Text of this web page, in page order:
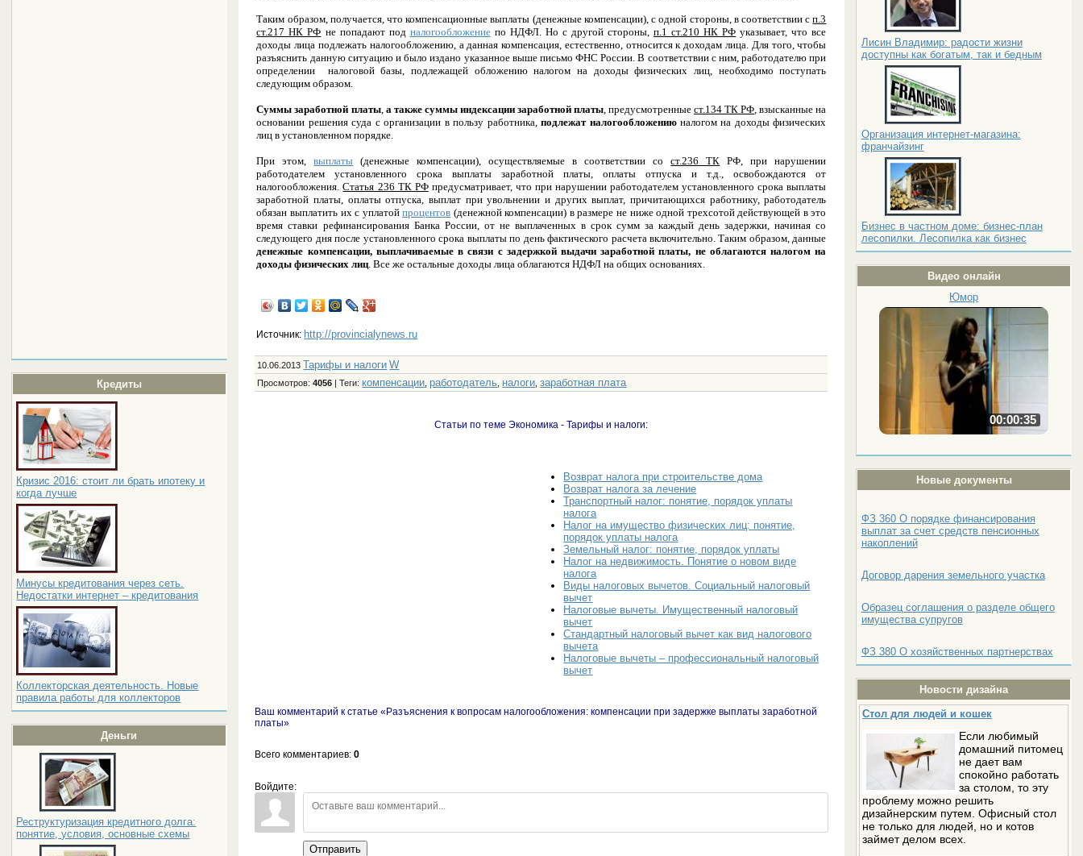
Кредиты
Кризис 2016: стоит ли брать ипотеку и
когда лучше
Минусы кредитования через сеть.
Недостатки интернет – кредитования
Коллекторская деятельность. Новые
правила работы для коллекторов
Деньги
Реструктуризация кредитного долга:
понятие, условия, основные схемы
Лисин Владимир: радости жизни
доступны как богатым, так и бедным
Организация интернет-магазина:
франчайзинг
Бизнес в частном доме: бизнес-план
лесопилки. Лесопилка как бизнес
Видео онлайн
Юмор
00:00:35
Новые документы
ФЗ 360 О порядке финансирования
выплат за счет средств пенсионных
накоплений
Договор дарения земельного участка
Образец соглашения о разделе общего
имущества супругов
ФЗ 380 О хозяйственных партнерствах
Новости дизайна
Стол для людей и кошек
Если любимый
домашний питомец
не дает вам
спокойно работать
за столом, то эту
проблему можно решить
дизайнерским путем. Офисный стол
не только для людей, но и котов
займет делом всех.
Таким образом, получается, что компенсационные выплаты (денежные компенсации), с одной стороны, в соответствии сп.3
ст.217 НК РФ не попадают под налогообложениепо НДФЛ. Но с другой стороны,п.1 ст.210 НК РФ указывает, что все
доходы лица подлежать налогообложению, а данная компенсация, естественно, относится к доходам лица. Для того, чтобы
разъяснить данную ситуацию и было издано указанное выше письмо ФНС России. В соответствии с ним, работодателю при
определении налоговой базы, подлежащей обложению налогом на доходы физических лиц, необходимо поступать
следующим образом.
Суммы заработной платы, а также суммы индексации заработной платы, предусмотренныест.134 ТК РФ , взысканные на
основании решения суда с организации в пользу работника,подлежат налогообложениюналогом на доходы физических
лиц в установленном порядке.
При этом,выплаты (денежные компенсации), осуществляемые в соответствии сост.236 ТК РФ, при нарушении
работодателем установленного срока выплаты заработной платы, оплаты отпуска и т.д., освобождаются от
налогообложения.Статья 236 ТК РФпредусматривает, что при нарушении работодателем установленного срока выплаты
заработной платы, оплаты отпуска, выплат при увольнении и других выплат, причитающихся работнику, работодатель
обязан выплатить их с уплатойпроцентов (денежной компенсации) в размере не ниже одной трехсотой действующей в это
время ставки рефинансирования Банка России, от не выплаченных в срок сумм за каждый день задержки, начиная со
следующего дня после установленного срока выплаты по день фактического расчета включительно. Таким образом, данные
денежные компенсации, выплачиваемые в связи с задержкой выдачи заработной платы, не облагаются налогом на
доходы физических лиц . Все же остальные доходы лица облагаются НДФЛ на общих основаниях.
Источник: http://provincialynews.ru
10.06.2013 Тарифы и налоги W
Просмотров:4056 |Теги: компенсации ,работодатель налоги ,заработная плата
Статьи по теме Экономика - Тарифы и налоги:
Возврат налога при строительстве дома
Возврат налога за лечение
Транспортный налог: понятие, порядок уплаты
налога
Налог на имущество физических лиц: понятие,
порядок уплаты налога
Земельный налог: понятие, порядок уплаты
Налог на недвижимость. Понятие о новом виде
налога
Виды налоговых вычетов. Социальный налоговый
вычет
Налоговые вычеты. Имущественный налоговый
вычет
Стандартный налоговый вычет как вид налогового
вычета
Налоговые вычеты – профессиональный налоговый
вычет
Ваш комментарий к статье «Разъяснения к вопросам налогообложения: компенсации при задержке выплаты заработной
платы»
Всего комментариев:0
Войдите:
Отправить